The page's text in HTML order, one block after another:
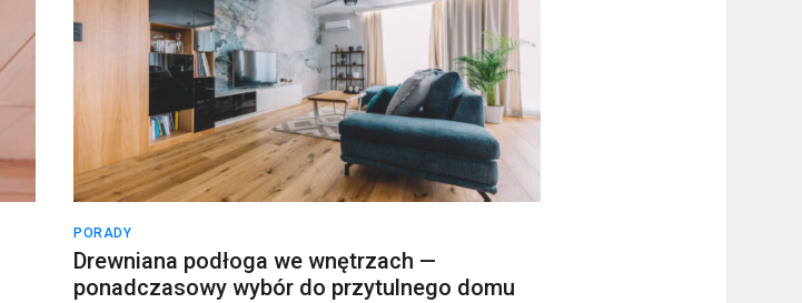
PORADY
Drewniana podłoga we wnętrzach —
ponadczasowy wybór do przytulnego domu